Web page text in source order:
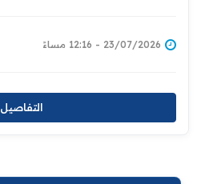
23/07/2026 - 12:16 مساءً
التفاصيل